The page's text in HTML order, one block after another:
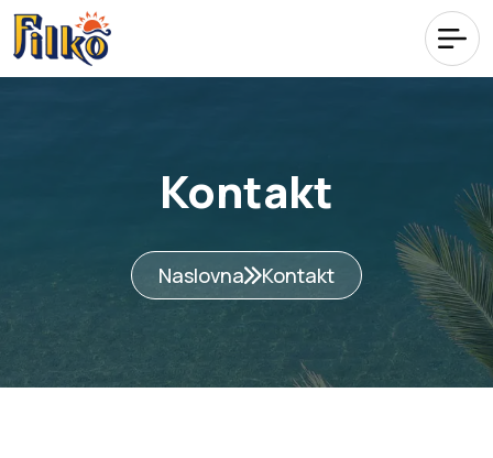
Kontakt
Naslovna Kontakt